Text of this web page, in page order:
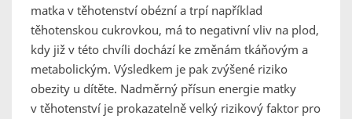
matka v těhotenství obézní a trpí například
těhotenskou cukrovkou, má to negativní vliv na plod,
kdy již v této chvíli dochází ke změnám tkáňovým a
metabolickým. Výsledkem je pak zvýšené riziko
obezity u dítěte. Nadměrný přísun energie matky
v těhotenství je prokazatelně velký rizikový faktor pro